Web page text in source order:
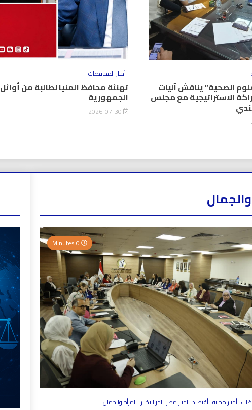
الصحية” يناقش آليات
الاستراتيجية مع مجلس
أخبار المحافظات
تهنئة محافظ المنيا لطالبة من أوائل
الجمهورية
0 Minutes
أخبار محليه أقتصاد اخبار مصر اخر الاخبار المرأه والجمال